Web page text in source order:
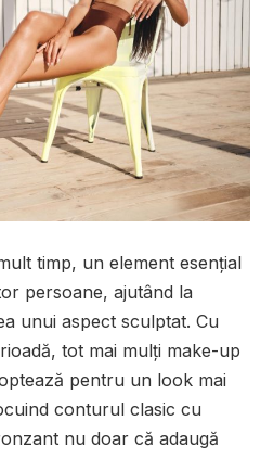
timp, un element esențial
persoane, ajutând la
unui aspect sculptat. Cu
tot mai mulți make-up
pentru un look mai
conturul clasic cu
nu doar că adaugă